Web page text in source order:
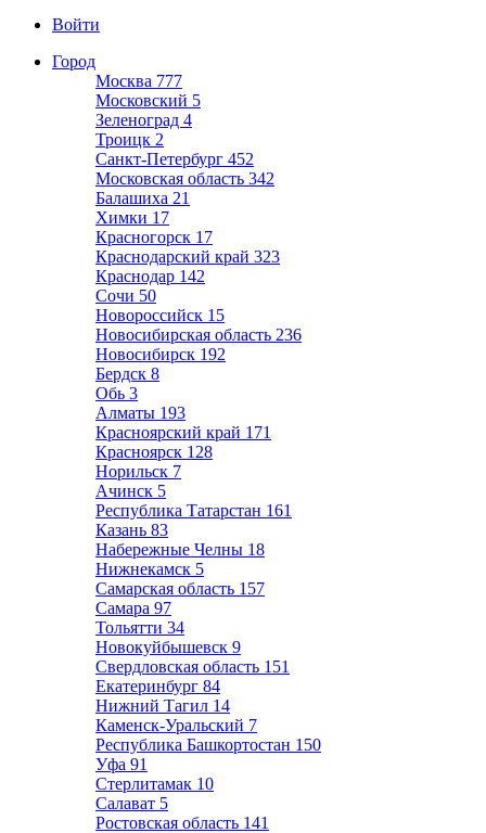
Войти
Город
Москва 777
Московский 5
Зеленоград 4
Троицк 2
Санкт-Петербург 452
Московская область 342
Балашиха 21
Химки 17
Красногорск 17
Краснодарский край 323
Краснодар 142
Сочи 50
Новороссийск 15
Новосибирская область 236
Новосибирск 192
Бердск 8
Обь 3
Алматы 193
Красноярский край 171
Красноярск 128
Норильск 7
Ачинск 5
Республика Татарстан 161
Казань 83
Набережные Челны 18
Нижнекамск 5
Самарская область 157
Самара 97
Тольятти 34
Новокуйбышевск 9
Свердловская область 151
Екатеринбург 84
Нижний Тагил 14
Каменск-Уральский 7
Республика Башкортостан 150
Уфа 91
Стерлитамак 10
Салават 5
Ростовская область 141